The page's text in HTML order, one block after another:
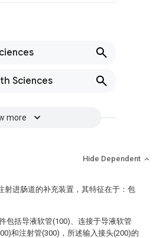
Sciences
more
Hide Dependent
射进肠道的补充装置，其特征在于：包
包括导液软管(100)、连接于导液软管
和注射管(300)，所述输入接头(200)的